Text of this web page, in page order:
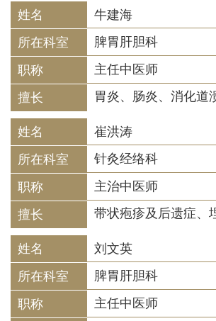
牛建海
脾胃肝胆科
主任中医师
崔洪涛
针灸经络科
主治中医师
刘文英
脾胃肝胆科
主任中医师